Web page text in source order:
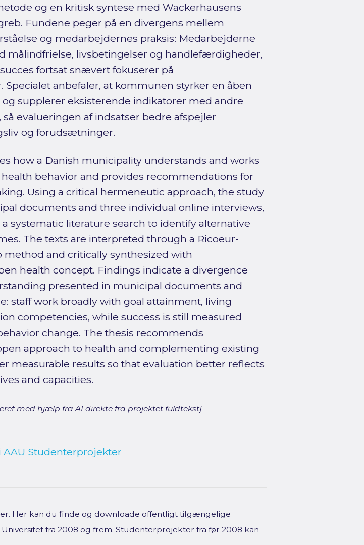
og en kritisk syntese med Wackerhausens
Fundene peger på en divergens mellem
og medarbejdernes praksis: Medarbejderne
målindfrielse, livsbetingelser og handlefærdigheder,
fortsat snævert fokuserer på
anbefaler, at kommunen styrker en åben
supplerer eksisterende indikatorer med andre
evalueringen af indsatser bedre afspejler
og forudsætninger.
how a Danish municipality understands and works
health behavior and provides recommendations for
Using a critical hermeneutic approach, the study
documents and three individual online interviews,
systematic literature search to identify alternative
The texts are interpreted through a Ricoeur-
method and critically synthesized with
health concept. Findings indicate a divergence
presented in municipal documents and
staff work broadly with goal attainment, living
competencies, while success is still measured
change. The thesis recommends
approach to health and complementing existing
measurable results so that evaluation better reflects
and capacities.
med hjælp fra AI direkte fra projektet fuldtekst]
AAU Studenterprojekter
Her kan du finde og downloade offentligt tilgængelige
fra 2008 og frem. Studenterprojekter fra før 2008 kan